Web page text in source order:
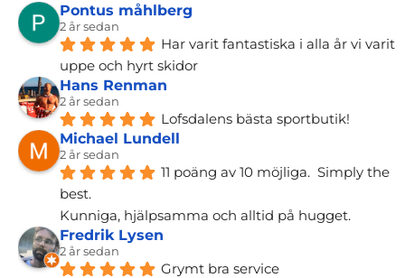
Pontus måhlberg
2 år sedan
Har varit fantastiska i alla år vi varit
uppe och hyrt skidor
Hans Renman
2 år sedan
Lofsdalens bästa sportbutik!
Michael Lundell
2 år sedan
11 poäng av 10 möjliga.  Simply the
best.
Kunniga, hjälpsamma och alltid på hugget.
Fredrik Lysen
2 år sedan
Grymt bra service